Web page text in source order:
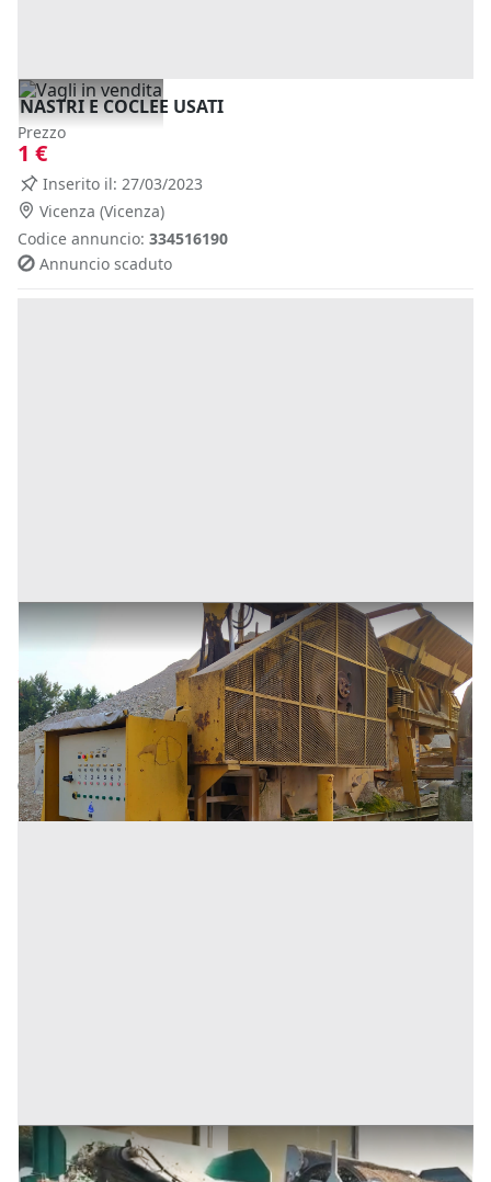
NASTRI E COCLEE USATI
Inserito il: 27/03/2023
Vicenza (Vicenza)
Annuncio scaduto
Prezzo
1 €
Codice annuncio: 334516190
Frantoio Continental Nord
Inserito il: 07/03/2023
Verona (Verona)
Annuncio scaduto
39.000 €
Codice annuncio: 1535193454
Vaglio Terra Select T5